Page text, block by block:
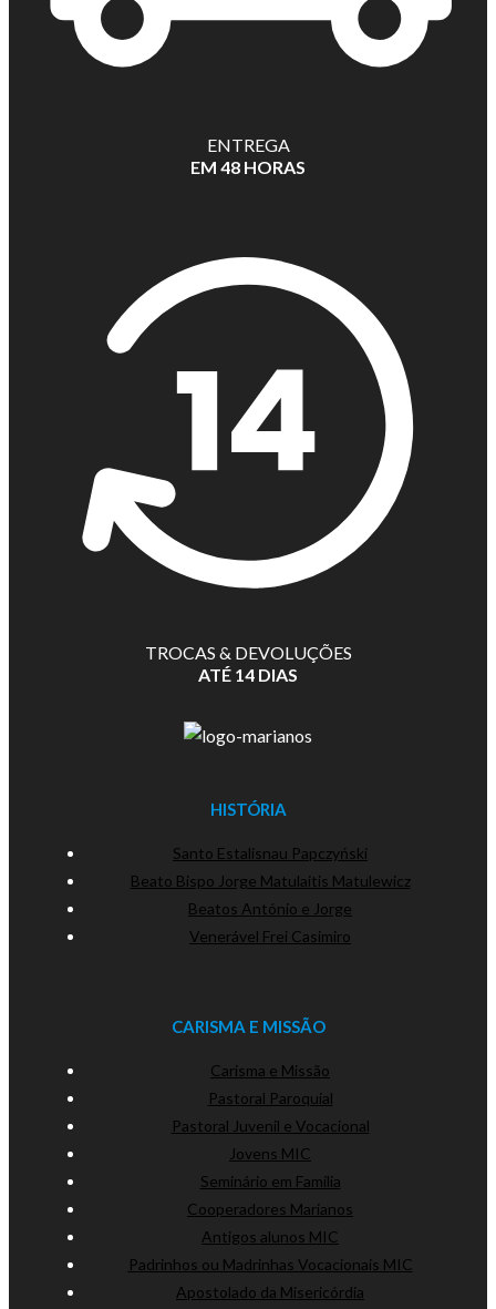
ENTREGA
EM 48 HORAS
TROCAS & DEVOLUÇÕES
ATÉ 14 DIAS
HISTÓRIA
Santo Estalisnau Papczyński
Beato Bispo Jorge Matulaitis Matulewicz
Beatos António e Jorge
Venerável Frei Casimiro
CARISMA E MISSÃO
Carisma e Missão
Pastoral Paroquial
Pastoral Juvenil e Vocacional
Jovens MIC
Seminário em Família
Cooperadores Marianos
Antigos alunos MIC
Padrinhos ou Madrinhas Vocacionais MIC
Apostolado da Misericórdia